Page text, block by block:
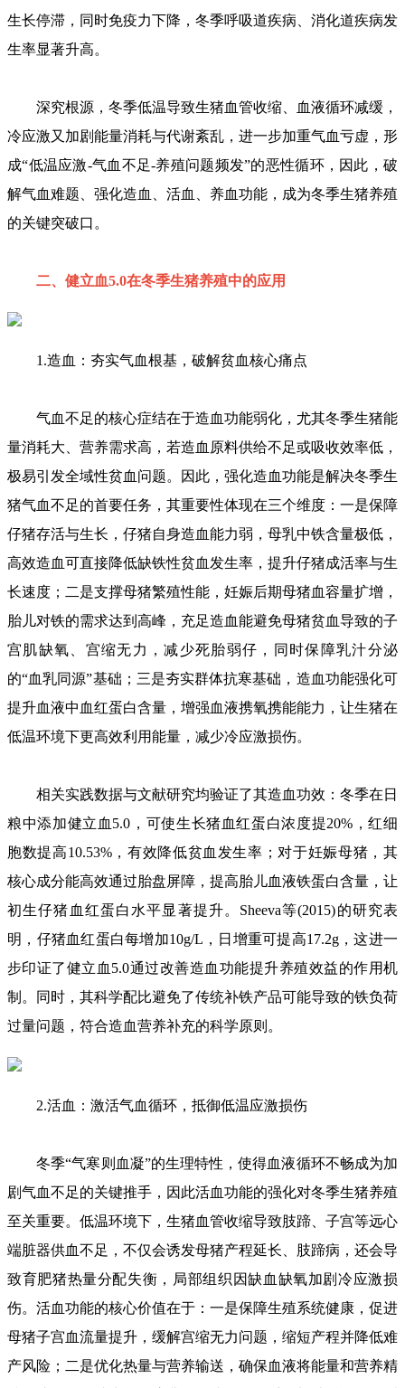
生长停滞，同时免疫力下降，冬季呼吸道疾病、消化道疾病发
生率显著升高。
深究根源，冬季低温导致生猪血管收缩、血液循环减缓，
冷应激又加剧能量消耗与代谢紊乱，进一步加重气血亏虚，形
成“低温应激-气血不足-养殖问题频发”的恶性循环，因此，破
解气血难题、强化造血、活血、养血功能，成为冬季生猪养殖
的关键突破口。
二、健立血5.0在冬季生猪养殖中的应用
1.造血：夯实气血根基，破解贫血核心痛点
气血不足的核心症结在于造血功能弱化，尤其冬季生猪能
量消耗大、营养需求高，若造血原料供给不足或吸收效率低，
极易引发全域性贫血问题。因此，强化造血功能是解决冬季生
猪气血不足的首要任务，其重要性体现在三个维度：一是保障
仔猪存活与生长，仔猪自身造血能力弱，母乳中铁含量极低，
高效造血可直接降低缺铁性贫血发生率，提升仔猪成活率与生
长速度；二是支撑母猪繁殖性能，妊娠后期母猪血容量扩增，
胎儿对铁的需求达到高峰，充足造血能避免母猪贫血导致的子
宫肌缺氧、宫缩无力，减少死胎弱仔，同时保障乳汁分泌
的“血乳同源”基础；三是夯实群体抗寒基础，造血功能强化可
提升血液中血红蛋白含量，增强血液携氧携能能力，让生猪在
低温环境下更高效利用能量，减少冷应激损伤。
相关实践数据与文献研究均验证了其造血功效：冬季在日
粮中添加健立血5.0，可使生长猪血红蛋白浓度提20%，红细
胞数提高10.53%，有效降低贫血发生率；对于妊娠母猪，其
核心成分能高效通过胎盘屏障，提高胎儿血液铁蛋白含量，让
初生仔猪血红蛋白水平显著提升。Sheeva等(2015)的研究表
明，仔猪血红蛋白每增加10g/L，日增重可提高17.2g，这进一
步印证了健立血5.0通过改善造血功能提升养殖效益的作用机
制。同时，其科学配比避免了传统补铁产品可能导致的铁负荷
过量问题，符合造血营养补充的科学原则。
2.活血：激活气血循环，抵御低温应激损伤
冬季“气寒则血凝”的生理特性，使得血液循环不畅成为加
剧气血不足的关键推手，因此活血功能的强化对冬季生猪养殖
至关重要。低温环境下，生猪血管收缩导致肢蹄、子宫等远心
端脏器供血不足，不仅会诱发母猪产程延长、肢蹄病，还会导
致育肥猪热量分配失衡，局部组织因缺血缺氧加剧冷应激损
伤。活血功能的核心价值在于：一是保障生殖系统健康，促进
母猪子宫血流量提升，缓解宫缩无力问题，缩短产程并降低难
产风险；二是优化热量与营养输送，确保血液将能量和营养精